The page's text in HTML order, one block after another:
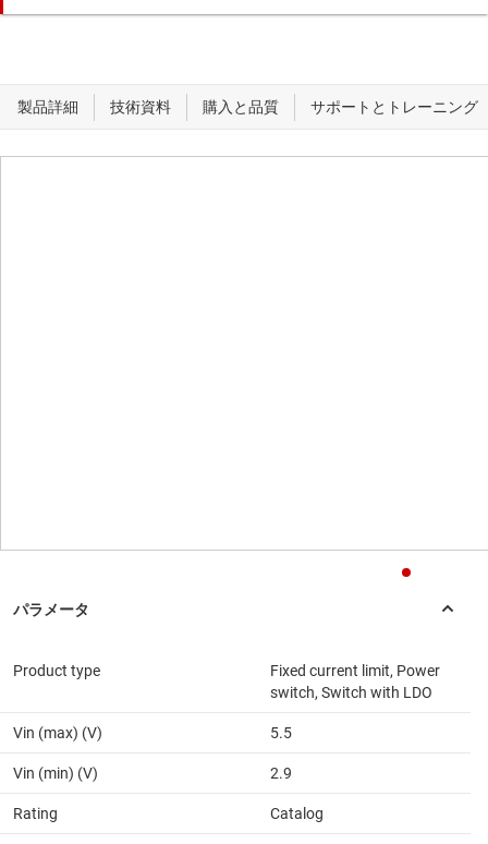
Product type
Fixed current limit, Power
switch, Switch with LDO
Vin (max) (V) 5.5
Vin (min) (V) 2.9
Rating Catalog